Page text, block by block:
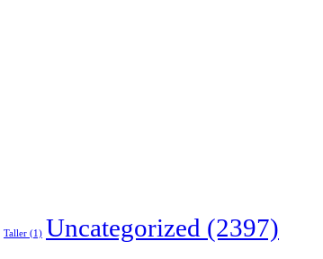
Taller (1) Uncategorized (2397)